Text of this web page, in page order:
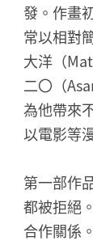
發。作畫
常以相對
大洋（
二〇（
為他帶來
以電影等
第一部作
都被拒絕
合作關係